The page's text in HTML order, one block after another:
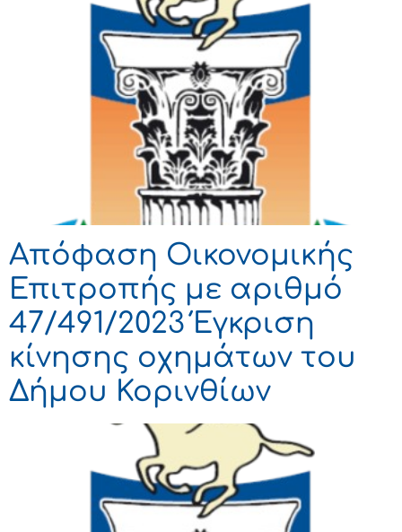
Απόφαση Οικονομικής
Επιτροπής με αριθμό
47/491/2023 Έγκριση
κίνησης οχημάτων του
Δήμου Κορινθίων